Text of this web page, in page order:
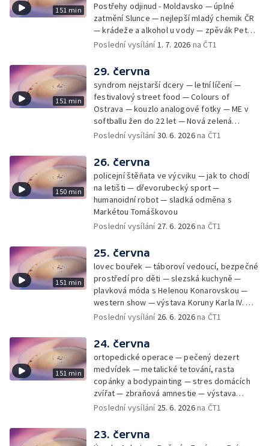
151 min
Postřehy odjinud - Moldavsko — úplné
zatmění Slunce — nejlepší mladý chemik ČR
— krádeže a alkohol u vody — zpěvák Peter
Cmorik
Poslední vysílání1. 7. 2026 na ČT1
151 min
29. června
syndrom nejstarší dcery — letní líčení —
festivalový street food — Colours of
Ostrava — kouzlo analogové fotky — ME v
softballu žen do 22 let — Nová zelená
úsporám — Global Teacher Prize Czech
Poslední vysílání30. 6. 2026na ČT1
150 min
26. června
policejní štěňata ve výcviku — jak to chodí
na letišti — dřevorubecký sport —
humanoidní robot — sladká odměna s
Markétou Tomáškovou
Poslední vysílání 27. 6. 2026na ČT1
151 min
25. června
lovec bouřek — táboroví vedoucí, bezpečné
prostředí pro děti — slezská kuchyně —
plavková móda s Helenou Konarovskou —
western show — výstava Koruny Karla IV. —
mladý lezecký fenomén Josef Šindel
Poslední vysílání 26. 6. 2026na ČT1
151 min
24. června
ortopedické operace — pečený dezert
medvídek — metalické tetování, rasta
copánky a bodypainting — stres domácích
zvířat — zbraňová amnestie — výstava
mikrofotografií rostlin — fenomenální
Poslední vysílání 25. 6. 2026na ČT1
23. června